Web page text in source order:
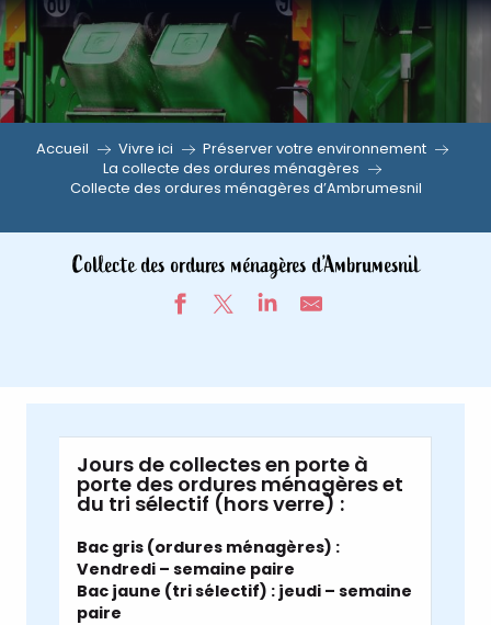
Aller
au
contenu
principal
Accueil Vivre ici
Préserver votre environnement
La collecte des ordures ménagères
Collecte des ordures ménagères d’Ambrumesnil
Collecte des ordures ménagères d’Ambrumesnil
Jours de collectes en porte à
porte des ordures ménagères et
du tri sélectif (hors verre) :
Bac gris (ordures ménagères) :
Vendredi – semaine paire
Bac jaune (tri sélectif) : jeudi – semaine
paire